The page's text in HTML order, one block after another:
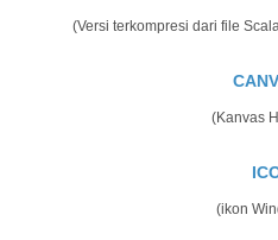
(Versi terkompresi dari file
(Kanvas
(ikon